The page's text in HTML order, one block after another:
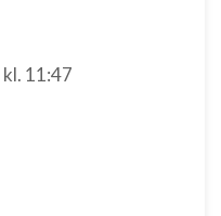
kl. 11:47